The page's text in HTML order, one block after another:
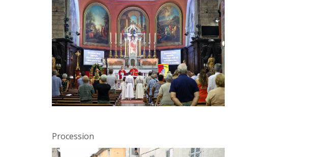
Procession